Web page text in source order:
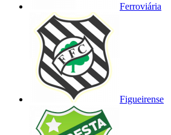
Ferroviária
Figueirense